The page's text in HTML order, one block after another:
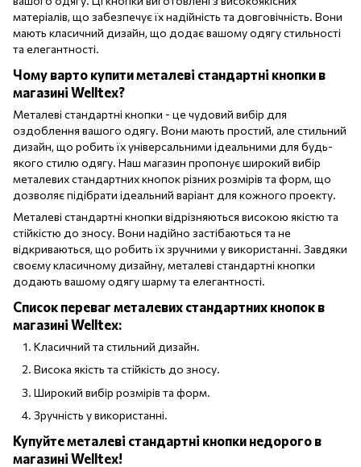
матеріалів, що забезпечує їх надійність та довговічність. Вони
мають класичний дизайн, що додає вашому одягу стильності
та елегантності.
Чому варто купити металеві стандартні кнопки в
магазині Welltex?
Металеві стандартні кнопки - це чудовий вибір для
оздоблення вашого одягу. Вони мають простий, але стильний
дизайн, що робить їх універсальними ідеальними для будь-
якого стилю одягу. Наш магазин пропонує широкий вибір
металевих стандартних кнопок різних розмірів та форм, що
дозволяє підібрати ідеальний варіант для кожного проекту.
Металеві стандартні кнопки відрізняються високою якістю та
стійкістю до зносу. Вони надійно застібаються та не
відкриваються, що робить їх зручними у використанні. Завдяки
своєму класичному дизайну, металеві стандартні кнопки
додають вашому одягу шарму та елегантності.
Список переваг металевих стандартних кнопок в
магазині Welltex:
Класичний та стильний дизайн.
Висока якість та стійкість до зносу.
Широкий вибір розмірів та форм.
Зручність у використанні.
Купуйте металеві стандартні кнопки недорого в
магазині Welltex!